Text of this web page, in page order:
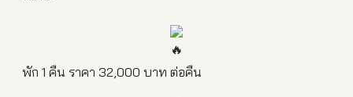
พัก 1 คืน ราคา 32,000 บาท ต่อคืน